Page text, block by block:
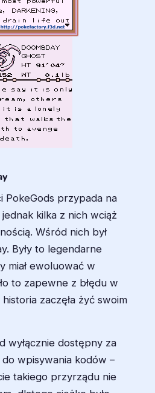
PokeGods przypada na
kilka z nich wciąż
Wśród nich był
Były to legendarne
miał ewoluować w
to zapewne z błędu w
zaczęła żyć swoim
wyłącznie dostępny za
wpisywania kodów –
takiego przyrządu nie